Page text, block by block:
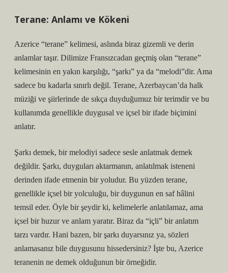
Terane: Anlamı ve Kökeni
Azerice “terane” kelimesi, aslında biraz gizemli ve derin
anlamlar taşır. Dilimize Fransızcadan geçmiş olan “terane”
kelimesinin en yakın karşılığı, “şarkı” ya da “melodi”dir. Ama
sadece bu kadarla sınırlı değil. Terane, Azerbaycan’da halk
müziği ve şiirlerinde de sıkça duyduğumuz bir terimdir ve bu
kullanımda genellikle duygusal ve içsel bir ifade biçimini
anlatır.
Şarkı demek, bir melodiyi sadece sesle anlatmak demek
değildir. Şarkı, duyguları aktarmanın, anlatılmak isteneni
derinden ifade etmenin bir yoludur. Bu yüzden terane,
genellikle içsel bir yolculuğu, bir duygunun en saf hâlini
temsil eder. Öyle bir şeydir ki, kelimelerle anlatılamaz, ama
içsel bir huzur ve anlam yaratır. Biraz da “içli” bir anlatım
tarzı vardır. Hani bazen, bir şarkı duyarsınız ya, sözleri
anlamasanız bile duygusunu hissedersiniz? İşte bu, Azerice
teranenin ne demek olduğunun bir örneğidir.